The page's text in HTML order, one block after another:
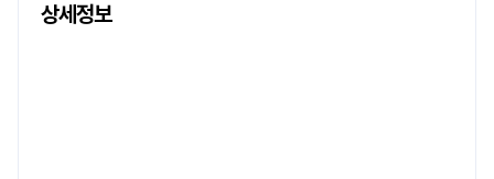
상세정보